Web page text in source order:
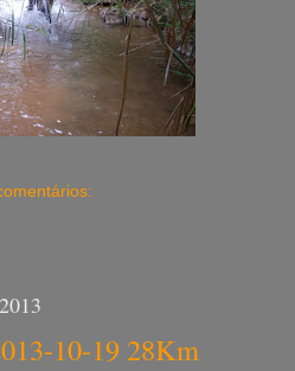
10-19 28Km